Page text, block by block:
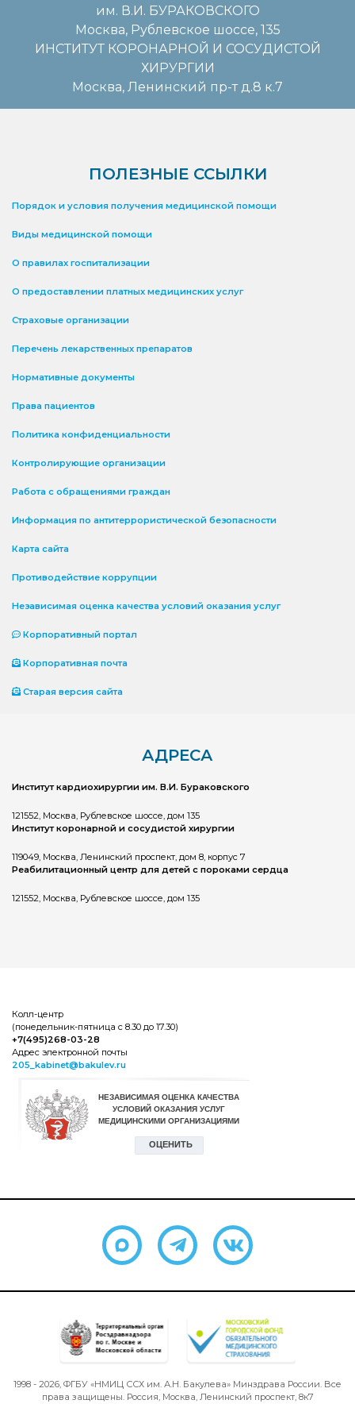
им. В.И. БУРАКОВСКОГО
Москва, Рублевское шоссе, 135
ИНСТИТУТ КОРОНАРНОЙ И СОСУДИСТОЙ
ХИРУРГИИ
Москва, Ленинский пр-т д.8 к.7
ПОЛЕЗНЫЕ ССЫЛКИ
Порядок и условия получения медицинской помощи
Виды медицинской помощи
О правилах госпитализации
О предоставлении платных медицинских услуг
Страховые организации
Перечень лекарственных препаратов
Нормативные документы
Права пациентов
Политика конфиденциальности
Контролирующие организации
Работа с обращениями граждан
Информация по антитеррористической безопасности
Карта сайта
Противодействие коррупции
Независимая оценка качества условий оказания услуг
Корпоративный портал
Корпоративная почта
Старая версия сайта
АДРЕСА
Институт кардиохирургии им. В.И. Бураковского
121552, Москва, Рублевское шоссе, дом 135
Институт коронарной и сосудистой хирургии
119049, Москва, Ленинский проспект, дом 8, корпус 7
Реабилитационный центр для детей с пороками сердца
121552, Москва, Рублевское шоссе, дом 135
Колл-центр
(понедельник-пятница с 8.30 до 17.30)
+7(495)268-03-28
Адрес электронной почты
205_kabinet@bakulev.ru
1998 - 2026, ФГБУ «НМИЦ ССХ им. А.Н. Бакулева» Минздрава России. Все
права защищены. Россия, Москва, Ленинский проспект, 8к7